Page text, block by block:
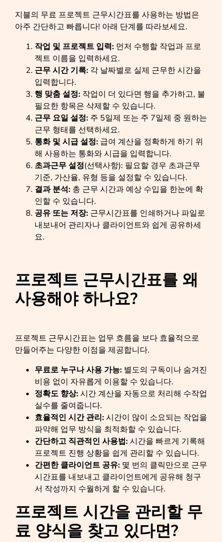
지블의 무료 프로젝트 근무시간표를 사용하는 방법은
아주 간단하고 빠릅니다! 아래 단계를 따라보세요.
작업 및 프로젝트 입력: 먼저 수행할 작업과 프로
젝트 이름을 입력하세요.
근무 시간 기록: 각 날짜별로 실제 근무한 시간을
입력합니다.
행 맞춤 설정: 작업이 더 있다면 행을 추가하고, 불
필요한 항목은 삭제할 수 있습니다.
근무 요일 설정: 주 5일제 또는 주 7일제 중 원하는
근무 형태를 선택하세요.
통화 및 시급 설정: 급여 계산을 정확하게 하기 위
해 사용하는 통화와 시급을 입력합니다.
초과근무 설정(선택사항): 필요할 경우 초과근무
기준, 가산율, 유형 등을 설정할 수 있습니다.
결과 분석: 총 근무 시간과 예상 수입을 한눈에 확
인할 수 있습니다.
공유 또는 저장: 근무시간표를 인쇄하거나 파일로
내보내어 관리자나 클라이언트와 쉽게 공유하세
요.
프로젝트 근무시간표를 왜
사용해야 하나요?
프로젝트 근무시간표는 업무 흐름을 보다 효율적으로
만들어주는 다양한 이점을 제공합니다.
무료로 누구나 사용 가능: 별도의 구독이나 숨겨진
비용 없이 자유롭게 이용할 수 있습니다.
정확도 향상:시간 계산을 자동으로 처리해 수작업
실수를 줄여줍니다.
효율적인 시간 관리:시간이 많이 소요되는 작업을
파악해 업무 방식을 최적화할 수 있습니다.
간단하고 직관적인 사용법:시간을 빠르게 기록해
프로젝트 진행 상황을 쉽게 관리할 수 있습니다.
간편한 클라이언트 공유: 몇 번의 클릭만으로 근무
시간표를 내보내고 클라이언트에게 공유해 청구
서 작성까지 수월하게 할 수 있습니다.
프로젝트 시간을 관리할 무
료 양식을 찾고 있다면?